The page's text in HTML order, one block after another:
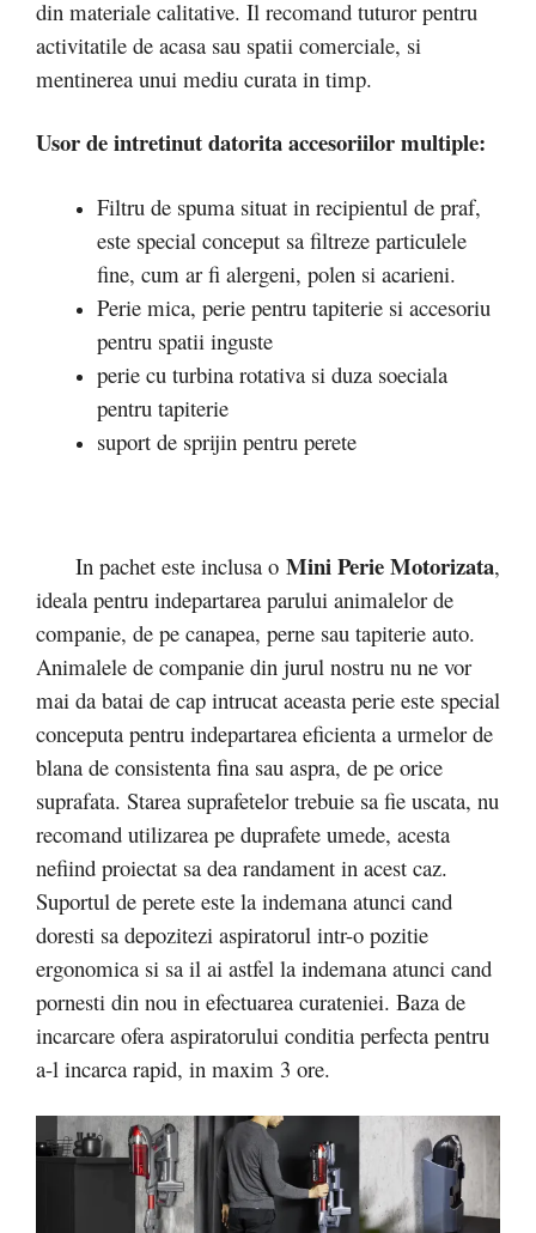
din materiale calitative. Il recomand tuturor pentru
activitatile de acasa sau spatii comerciale, si
mentinerea unui mediu curata in timp.
Usor de intretinut datorita accesoriilor multiple:
Filtru de spuma situat in recipientul de praf,
este special conceput sa filtreze particulele
fine, cum ar fi alergeni, polen si acarieni.
Perie mica, perie pentru tapiterie si accesoriu
pentru spatii inguste
perie cu turbina rotativa si duza soeciala
pentru tapiterie
suport de sprijin pentru perete
In pachet este inclusa o Mini Perie Motorizata,
ideala pentru indepartarea parului animalelor de
companie, de pe canapea, perne sau tapiterie auto.
Animalele de companie din jurul nostru nu ne vor
mai da batai de cap intrucat aceasta perie este special
conceputa pentru indepartarea eficienta a urmelor de
blana de consistenta fina sau aspra, de pe orice
suprafata. Starea suprafetelor trebuie sa fie uscata, nu
recomand utilizarea pe duprafete umede, acesta
nefiind proiectat sa dea randament in acest caz.
Suportul de perete este la indemana atunci cand
doresti sa depozitezi aspiratorul intr-o pozitie
ergonomica si sa il ai astfel la indemana atunci cand
pornesti din nou in efectuarea curateniei. Baza de
incarcare ofera aspiratorului conditia perfecta pentru
a-l incarca rapid, in maxim 3 ore.